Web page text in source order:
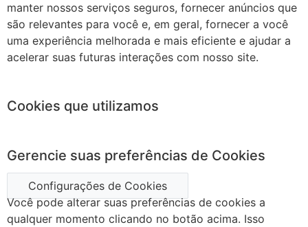
manter nossos serviços seguros, fornecer anúncios que
são relevantes para você e, em geral, fornecer a você
uma experiência melhorada e mais eficiente e ajudar a
acelerar suas futuras interações com nosso site.
Cookies que utilizamos
Gerencie suas preferências de Cookies
Configurações de Cookies
Você pode alterar suas preferências de cookies a
qualquer momento clicando no botão acima. Isso